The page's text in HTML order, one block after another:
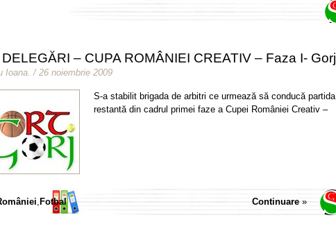
– CUPA ROMÂNIEI CREATIV – Faza I- Gorj
Ioana. / 26 noiembrie 2009
S-a stabilit brigada de arbitri ce urmează să conducă partida
restantă din cadrul primei faze a Cupei României Creativ –
, Fotbal Continuare »